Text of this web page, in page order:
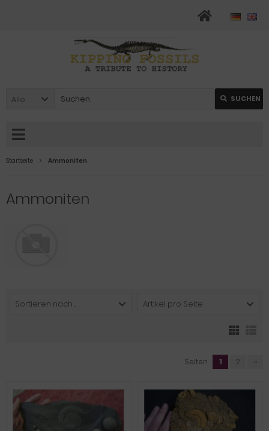
Alle SUCHEN
Startseite Ammoniten
Ammoniten
Sortieren nach ... Artikel pro Seite
Seiten: 1 2 »